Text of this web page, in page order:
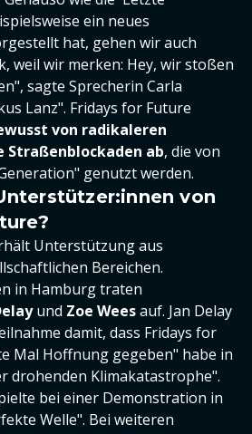
ein neues
hat, gehen wir auch
weil wir merken: Hey, wir stoßen
sagte Sprecherin Carla
Lanz". Fridays for Future
von radikaleren
ab, die von
genutzt werden.
von
Unterstützung aus
Bereichen.
in Hamburg traten
und Zoe Weesauf. Jan Delay
damit, dass Fridays for
Mal Hoffnung gegeben" habe in
drohenden Klimakatastrophe".
bei einer Demonstration in
Welle". Bei weiteren